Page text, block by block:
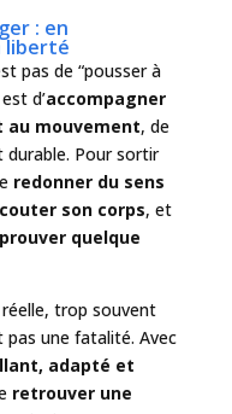
: en
liberté
pas de “pousser à
d’accompagner
au mouvement, de
Pour sortir
redonner du sens
son corps, et
quelque
trop souvent
pas une fatalité. Avec
adapté et
retrouver une